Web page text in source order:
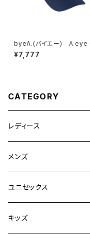
byeA.(バイエー) A eye
P
¥7,777
CATEGORY
レディース
CLANE
TOPS
BOTTOMS
TEN.
ETRE TOKYO
メンズ
FUJITO
TOPS
CURLY
ユニセックス
20/80
キッズ